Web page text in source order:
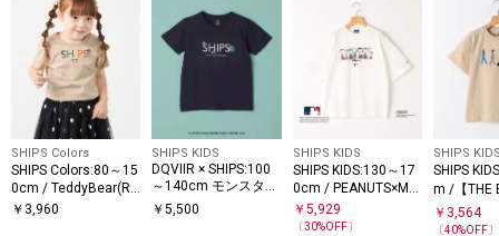
SHIPS Colors
SHIPS Colors:80～15
0cm / TeddyBear(R)
コラボ Tシャツ◇
￥ 3,960
SHIPS KIDS
DQVIIR × SHIPS:100
～140cm モンスター
コラボ ロゴ Tシャツ
￥5,500
SHIPS KIDS
SHIPS KIDS:130～17
0cm / PEANUTS×ML
B プリント Tシャツ
￥ 5,929
〔30%OFF〕
SHIPS
SHIPS
m /【THE
（ザ・ビ
ズ）】半
￥ 3,564
〔40%OFF〕